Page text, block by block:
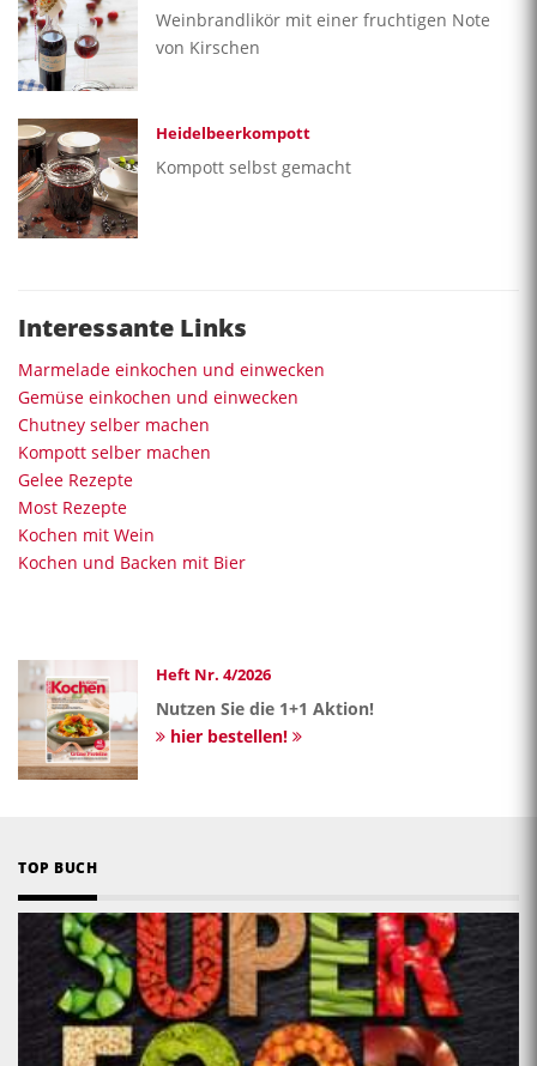
Weinbrandlikör mit einer fruchtigen Note
von Kirschen
Heidelbeerkompott
Kompott selbst gemacht
Interessante Links
Marmelade einkochen und einwecken
Gemüse einkochen und einwecken
Chutney selber machen
Kompott selber machen
Gelee Rezepte
Most Rezepte
Kochen mit Wein
Kochen und Backen mit Bier
Heft Nr. 4/2026
Nutzen Sie die 1+1 Aktion!
hier bestellen!
TOP BUCH